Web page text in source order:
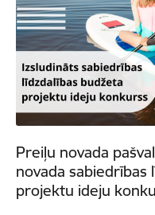
Preiļu novada
novada sabiedrības
projektu ideju